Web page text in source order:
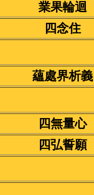
業果輪迴
四念住
蘊處界析義
四無量心
四弘誓願